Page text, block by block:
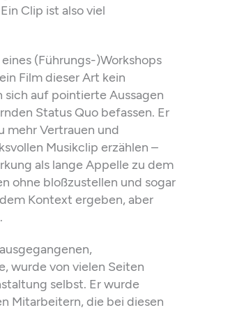
Clip ist also viel
(Führungs-)Workshops
Film dieser Art kein
auf pointierte Aussagen
Status Quo befassen. Er
mehr Vertrauen und
Musikclip erzählen –
als lange Appelle zu dem
ohne bloßzustellen und sogar
Kontext ergeben, aber
wurde von vielen Seiten
selbst. Er wurde
Mitarbeitern, die bei diesen